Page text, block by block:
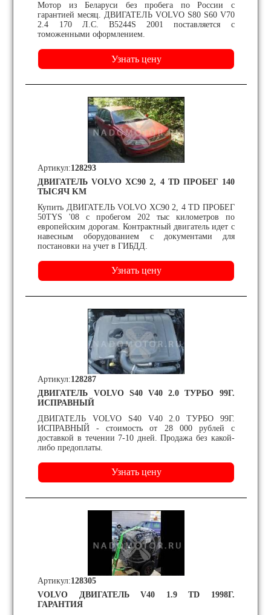
Мотор из Беларуси без пробега по России с
гарантией месяц. ДВИГАТЕЛЬ VOLVO S80 S60 V70
2.4 170 Л.С. B5244S 2001 поставляется с
томоженными оформлением.
ДВИГАТЕЛЬ VOLVO XC90 2, 4 TD ПРОБЕГ 140
ТЫСЯЧ KM
Купить ДВИГАТЕЛЬ VOLVO XC90 2, 4 TD ПРОБЕГ
50TYS '08 с пробегом 202 тыс километров по
европейским дорогам. Контрактный двигатель идет с
навесным оборудованием с документами для
постановки на учет в ГИБДД.
Артикул:128293
ДВИГАТЕЛЬ VOLVO S40 V40 2.0 ТУРБО 99Г.
ИСПРАВНЫЙ
ДВИГАТЕЛЬ VOLVO S40 V40 2.0 ТУРБО 99Г.
ИСПРАВНЫЙ - стоимость от 28 000 рублей с
доставкой в течении 7-10 дней. Продажа без какой-
либо предоплаты.
Артикул:128287
VOLVO ДВИГАТЕЛЬ V40 1.9 TD 1998Г.
ГАРАНТИЯ
Артикул:128305